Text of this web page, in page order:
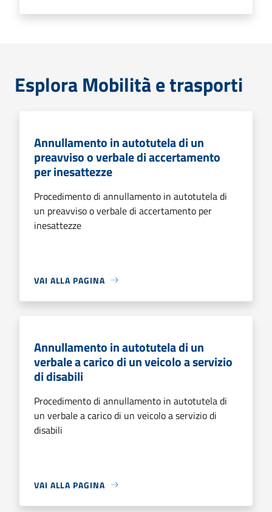
Esplora Mobilità e trasporti
Annullamento in autotutela di un
preavviso o verbale di accertamento
per inesattezze
Procedimento di annullamento in autotutela di
un preavviso o verbale di accertamento per
inesattezze
VAI ALLA PAGINA
Annullamento in autotutela di un
verbale a carico di un veicolo a servizio
di disabili
Procedimento di annullamento in autotutela di
un verbale a carico di un veicolo a servizio di
disabili
VAI ALLA PAGINA